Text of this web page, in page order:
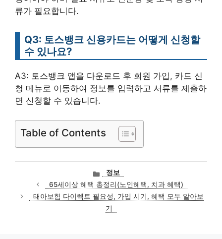
류가 필요합니다.
Q3: 토스뱅크 신용카드는 어떻게 신청할
수 있나요?
A3: 토스뱅크 앱을 다운로드 후 회원 가입, 카드 신
청 메뉴로 이동하여 정보를 입력하고 서류를 제출하
면 신청할 수 있습니다.
Table of Contents
카
테
고
리
정보
65세이상 혜택 총정리(노인혜택, 치과 혜택)
태아보험 다이렉트 필요성, 가입 시기, 혜택 모두 알아보
기